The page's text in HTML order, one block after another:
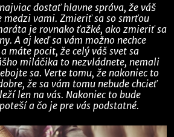
dostať hlavne správa, že váš
vami. Zmieriť sa so smrťou
je rovnako ťažké, ako zmieriť sa
A aj keď sa vám možno nechce
máte pocit, že celý váš svet sa
miláčika to nezvládnete, nemali
sa. Verte tomu, že nakoniec to
že sa vám tomu nebude chcieť
len na vás. Nakoniec to bude
a čo je pre vás podstatné.